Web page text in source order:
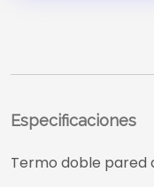
Especificaciones
Termo doble pared